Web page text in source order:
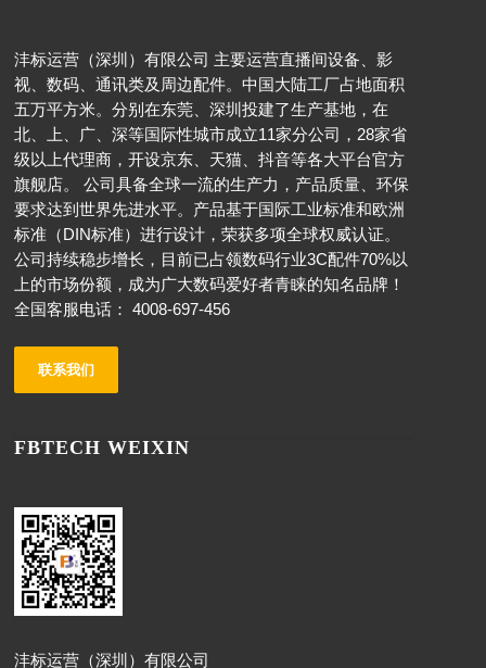
沣标运营（深圳）有限公司 主要运营直播间设备、影
视、数码、通讯类及周边配件。中国大陆工厂占地面积
五万平方米。分别在东莞、深圳投建了生产基地，在
北、上、广、深等国际性城市成立11家分公司，28家省
级以上代理商，开设京东、天猫、抖音等各大平台官方
旗舰店。 公司具备全球一流的生产力，产品质量、环保
要求达到世界先进水平。产品基于国际工业标准和欧洲
标准（DIN标准）进行设计，荣获多项全球权威认证。
公司持续稳步增长，目前已占领数码行业3C配件70%以
上的市场份额，成为广大数码爱好者青睐的知名品牌！
全国客服电话： 4008-697-456
联系我们
FBTECH WEIXIN
沣标运营（深圳）有限公司